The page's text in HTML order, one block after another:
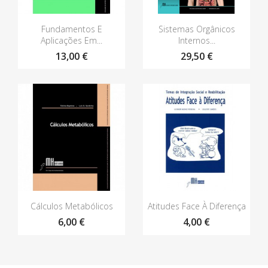
Vista rápida
Fundamentos E
Aplicações Em...
13,00 €
Vista rápida
Sistemas Orgânicos
Internos...
29,50 €
Vista rápida
Cálculos Metabólicos
6,00 €
Vista rápida
Atitudes Face À Diferença
4,00 €